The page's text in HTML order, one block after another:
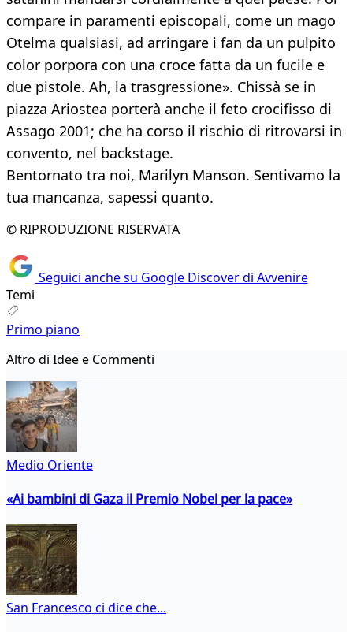
compare in paramenti episcopali, come un mago
Otelma qualsiasi, ad arringare i fan da un pulpito
color porpora con una croce fatta da un fucile e
due pistole. Ah, la trasgressione». Chissà se in
piazza Ariostea porterà anche il feto crocifisso di
Assago 2001; che ha corso il rischio di ritrovarsi in
convento, nel backstage.
Bentornato tra noi, Marilyn Manson. Sentivamo la
tua mancanza, sapessi quanto.
© RIPRODUZIONE RISERVATA
Seguici anche su Google Discover di Avvenire
Temi
Primo piano
Altro di Idee e Commenti
Medio Oriente
«Ai bambini di Gaza il Premio Nobel per la pace»
San Francesco ci dice che...